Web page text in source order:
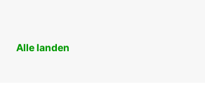
Alle landen